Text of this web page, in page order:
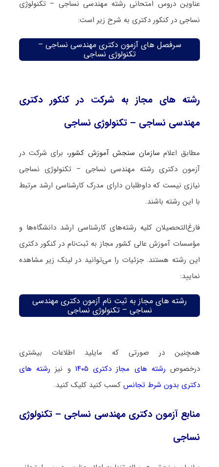
عناوین دروس امتحانی رشته مهندسی نساجی – تکنولوژی
نساجی در کنکور دکتری به شرح زیر است:
سرفصل های آزمون دکتری مهندسی نساجی –
تکنولوژی نساجی
رشته های مجاز به شرکت در کنکور دکتری
مهندسی نساجی – تکنولوژی نساجی
مطابق اعلام سازمان سنجش آموزش کشور، برای شرکت در
آزمون دکتری رشته مهندسی نساجی – تکنولوژی نساجی
نیازی نیست که داوطلبان دارای مدرک کارشناسی ارشد مرتبط
با این رشته باشند.
فارغ‌‌التحصیلان کلیه رشته‌های کارشناسی ارشد دانشگاه‌ها و
مؤسسات آموزش عالی کشور مجاز به ثبت‌نام در کنکور دکتری
این رشته هستند. جزئیات را می‌توانید در لینک زیر مشاهده
نمایید:
رشته های مجاز به ثبت نام آزمون دکتری مهندسی
نساجی – تکنولوژی نساجی
همچنین در صورتی که مایلید اطلاعات بیشتری
درخصوص رشته های مجاز دکتری ۱۴۰۵ و نیز رشته های
دکتری بدون شرط تجانسکسب کنید کلیک کنید.
منابع آزمون دکتری مهندسی نساجی – تکنولوژی
نساجی